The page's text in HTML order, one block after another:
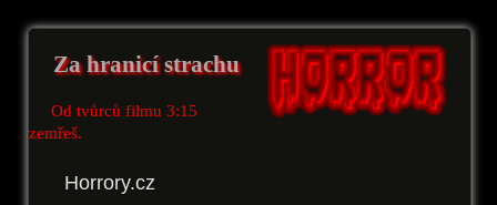
Za hranicí strachu
Od tvůrců filmu 3:15
zemřeš.
Horrory.cz